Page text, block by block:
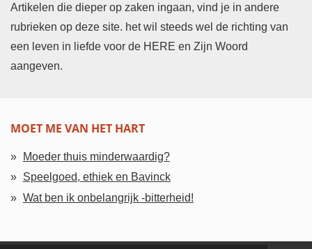
Artikelen die dieper op zaken ingaan, vind je in andere
rubrieken op deze site. het wil steeds wel de richting van
een leven in liefde voor de HERE en Zijn Woord
aangeven.
MOET ME VAN HET HART
Moeder thuis minderwaardig?
Speelgoed, ethiek en Bavinck
Wat ben ik onbelangrijk -bitterheid!